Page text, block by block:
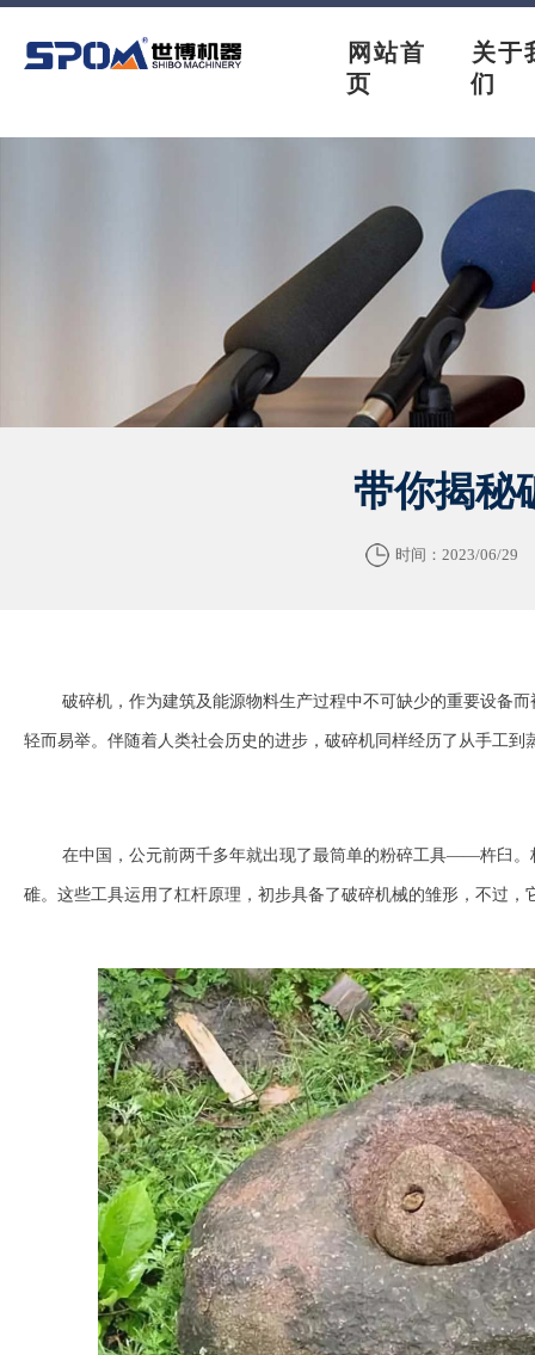
网站首
页
关于
们
带你揭秘
时间：2023/06/29
破碎机，作为建筑及能源物料生产过程中不可缺少的重要设备
轻而易举。伴随着人类社会历史的进步，破碎机同样经历了从手工
在中国，公元前两千多年就出现了最筒单的粉碎工具——杵臼。
碓。这些工具运用了杠杆原理，初步具备了破碎机械的雏形，不过，